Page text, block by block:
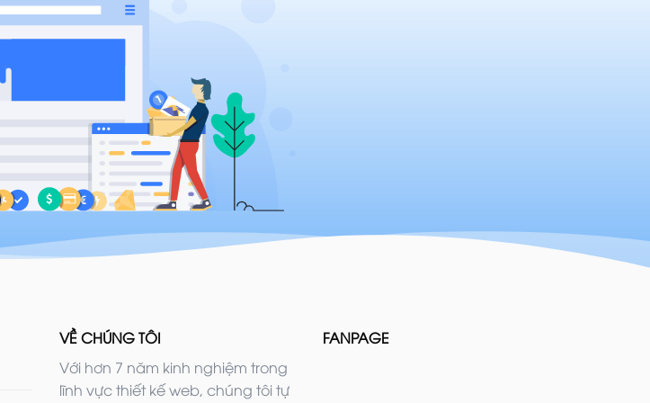
VỀ CHÚNG TÔI
Với hơn 7 năm kinh nghiệm trong
lĩnh vực thiết kế web, chúng tôi tự
FANPAGE